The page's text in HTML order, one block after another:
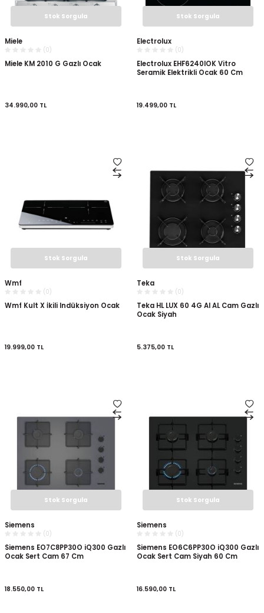
Stok Sorgula
Miele
(0)
Miele KM 2010 G Gazlı Ocak
34.990,00 TL
Stok Sorgula
Electrolux
(0)
Electrolux EHF6240IOK Vitro
Seramik Elektrikli Ocak 60 Cm
19.499,00 TL
Stok Sorgula
Wmf
(0)
Wmf Kult X İkili Indüksiyon Ocak
19.999,00 TL
Stok Sorgula
Teka
(0)
Teka HL LUX 60 4G AI AL Cam Gazlı
Ocak Siyah
5.375,00 TL
Stok Sorgula
Siemens
(0)
Siemens EO7C8PP30O iQ300 Gazlı
Ocak Sert Cam 67 Cm
18.550,00 TL
Stok Sorgula
Siemens
(0)
Siemens EO6C6PP30O iQ300 Gazlı
Ocak Sert Cam Siyah 60 Cm
16.590,00 TL